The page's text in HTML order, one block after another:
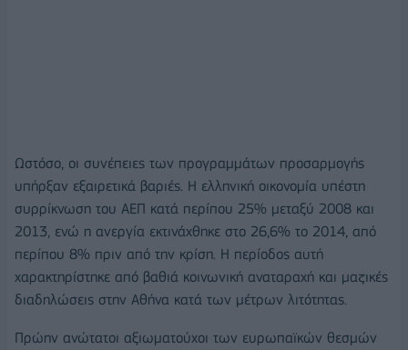
Ωστόσο, οι συνέπειες των προγραμμάτων προσαρμογής
υπήρξαν εξαιρετικά βαριές. Η ελληνική οικονομία υπέστη
συρρίκνωση του ΑΕΠ κατά περίπου 25% μεταξύ 2008 και
2013, ενώ η ανεργία εκτινάχθηκε στο 26,6% το 2014, από
περίπου 8% πριν από την κρίση. Η περίοδος αυτή
χαρακτηρίστηκε από βαθιά κοινωνική αναταραχή και μαζικές
διαδηλώσεις στην Αθήνα κατά των μέτρων λιτότητας.
Πρώην ανώτατοι αξιωματούχοι των ευρωπαϊκών θεσμών